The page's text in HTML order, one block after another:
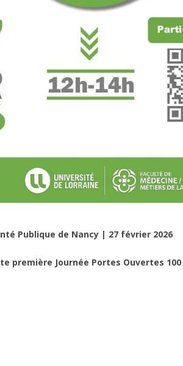
Publique de Nancy | 27 février 2026
première Journée Portes Ouvertes